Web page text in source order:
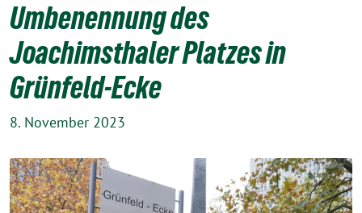
Umbenennung des
Joachimsthaler Platzes in
Grünfeld-Ecke
8. November 2023